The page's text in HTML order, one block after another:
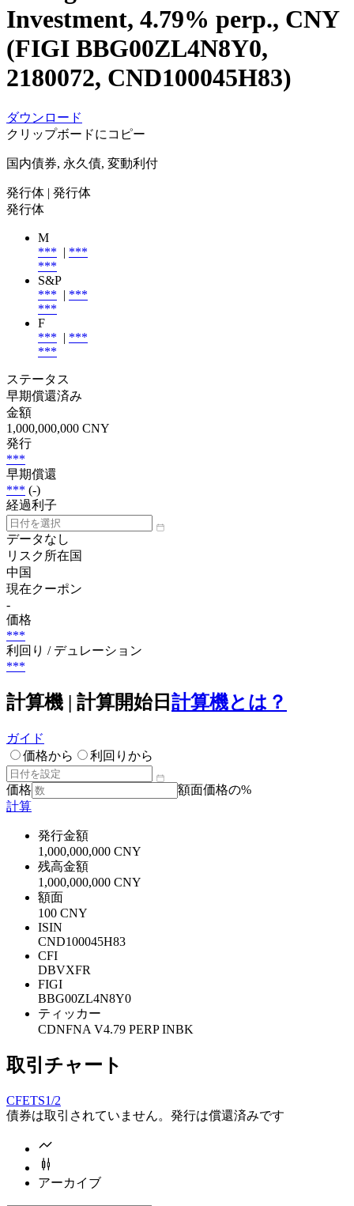
Investment, 4.79% perp., CNY
(FIGI BBG00ZL4N8Y0,
2180072, CND100045H83)
ダウンロード
クリップボードにコピー
国内債券, 永久債, 変動利付
発行体 | 発行体
発行体
M
*** | ***
***
S&P
*** | ***
***
F
*** | ***
***
ステータス
早期償還済み
金額
1,000,000,000 CNY
発行
***
早期償還
*** (-)
経過利子
データなし
リスク所在国
中国
現在クーポン
-
価格
***
利回り / デュレーション
***
計算機 | 計算開始日 計算機とは？
ガイド
価格から
利回りから
価格
額面価格の%
計算
発行金額
1,000,000,000 CNY
残高金額
1,000,000,000 CNY
額面
100 CNY
ISIN
CND100045H83
CFI
DBVXFR
FIGI
BBG00ZL4N8Y0
ティッカー
CDNFNA V4.79 PERP INBK
取引チャート
CFETS1/2
債券は取引されていません。発行は償還済みです
アーカイブ